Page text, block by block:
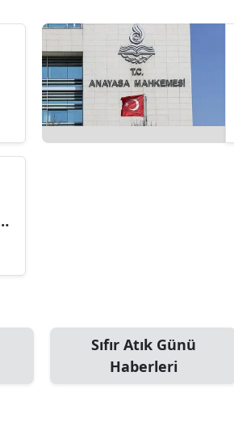
Sıfır Atık Günü
Haberleri